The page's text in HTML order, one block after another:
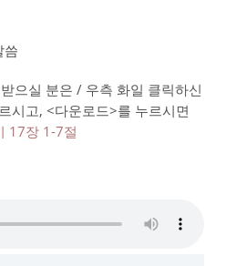
씀
으실 분은 / 우측 화일 클릭하신
시고, <다운로드>를 누르시면
17장 1-7절